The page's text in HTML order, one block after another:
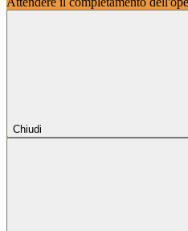
Chiudi